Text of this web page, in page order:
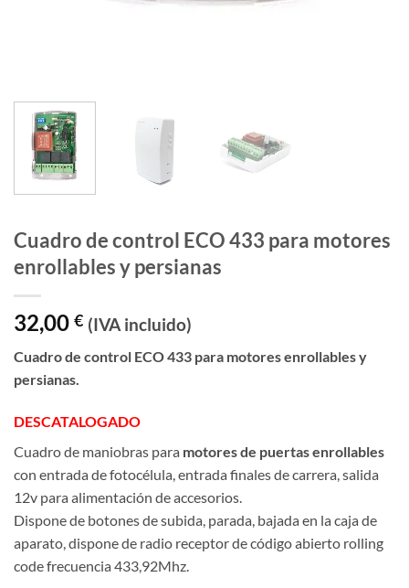
Cuadro de control ECO 433 para motores
enrollables y persianas
32,00 € (IVA incluido)
Cuadro de control ECO 433 para motores enrollables y
persianas.
DESCATALOGADO
Cuadro de maniobras para motores de puertas enrollables
con entrada de fotocélula, entrada finales de carrera, salida
12v para alimentación de accesorios.
Dispone de botones de subida, parada, bajada en la caja de
aparato, dispone de radio receptor de código abierto rolling
code frecuencia 433,92Mhz.